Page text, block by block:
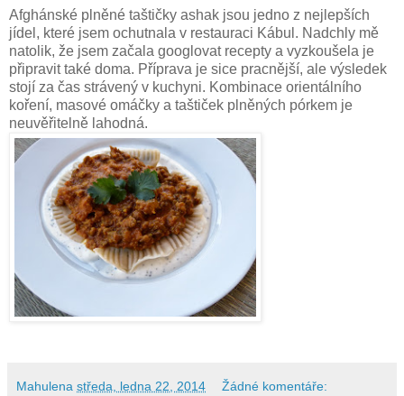
Afghánské plněné taštičky ashak jsou jedno z nejlepších
jídel, které jsem ochutnala v restauraci Kábul. Nadchly mě
natolik, že jsem začala googlovat recepty a vyzkoušela je
připravit také doma. Příprava je sice pracnější, ale výsledek
stojí za čas strávený v kuchyni. Kombinace orientálního
koření, masové omáčky a taštiček plněných pórkem je
neuvěřitelně lahodná.
Mahulena středa, ledna 22, 2014 Žádné komentáře: